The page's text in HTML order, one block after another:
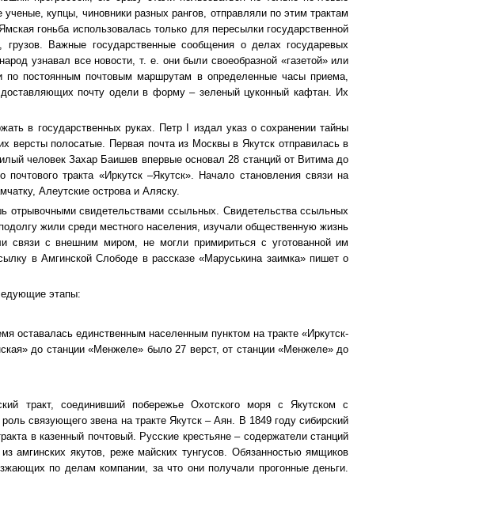
купцы, чиновники разных рангов, отправляли по этим трактам
гоньба использовалась только для пересылки государственной
грузов. Важные государственные сообщения о делах государевых
узнавал все новости, т. е. они были своеобразной «газетой» или
по постоянным почтовым маршрутам в определенные часы приема,
почту одели в форму – зеленый цуконный кафтан. Их
в государственных руках. Петр I издал указ о сохранении тайны
версты полосатые. Первая почта из Москвы в Якутск отправилась в
человек Захар Баишев впервые основал 28 станций от Витима до
тракта «Иркутск –Якутск». Начало становления связи на
Алеутские острова и Аляску.
отрывочными свидетельствами ссыльных. Свидетельства ссыльных
жили среди местного населения, изучали общественную жизнь
с внешним миром, не могли примириться с уготованной им
в Амгинской Слободе в рассказе «Маруськина заимка» пишет о
этапы:
оставалась единственным населенным пунктом на тракте «Иркутск-
до станции «Менжеле» было 27 верст, от станции «Менжеле» до
тракт, соединивший побережье Охотского моря с Якутском с
связующего звена на тракте Якутск – Аян. В 1849 году сибирский
в казенный почтовый. Русские крестьяне – содержатели станций
якутов, реже майских тунгусов. Обязанностью ямщиков
по делам компании, за что они получали прогонные деньги.